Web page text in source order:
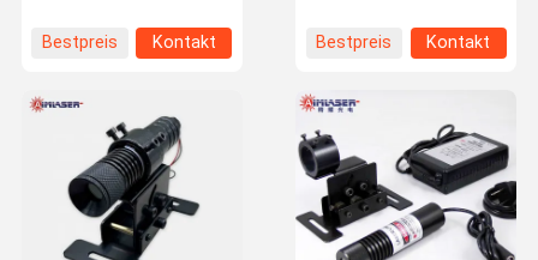
Bestpreis Kontakt Bestpreis Kontakt